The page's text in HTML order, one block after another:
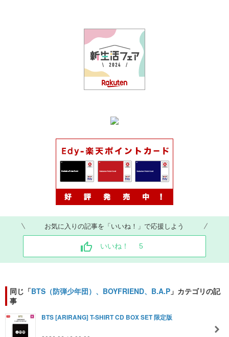
お気に入りの記事を「いいね！」で応援しよう
いいね！ 5
同じ「BTS（防弾少年団）、BOYFRIEND、B.A.P 」カテゴリの記
事
BTS [ARIRANG] T-SHIRT CD BOX SET 限定版